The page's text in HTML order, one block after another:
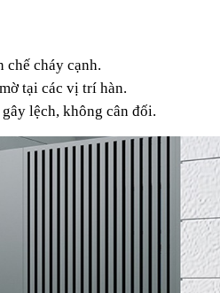
chế cháy cạnh.
tại các vị trí hàn.
lệch, không cân đối.